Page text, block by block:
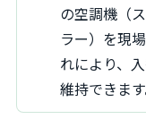
の空調機（
ラー）を現
れにより、
維持できます